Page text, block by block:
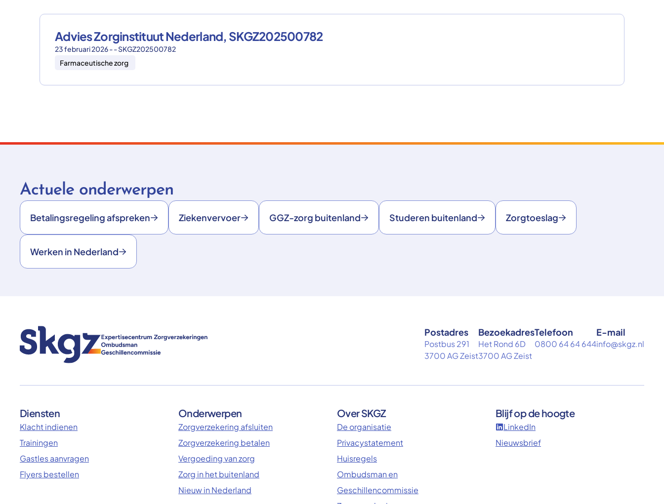
Advies Zorginstituut Nederland, SKGZ202500782
23 februari 2026 - - SKGZ202500782
Farmaceutische zorg
Actuele onderwerpen
Betalingsregeling afspreken Ziekenvervoer GGZ-zorg buitenland Studeren buitenland Zorgtoeslag
Werken in Nederland
Postadres
Postbus 291
3700 AG Zeist
Bezoekadres
Het Rond 6D
3700 AG Zeist
Telefoon
0800 64 64 644
E-mail
info@skgz.nl
Diensten
Klacht indienen
Trainingen
Gastles aanvragen
Flyers bestellen
Onderwerpen
Zorgverzekering afsluiten
Zorgverzekering betalen
Vergoeding van zorg
Zorg in het buitenland
Nieuw in Nederland
Over SKGZ
De organisatie
Privacystatement
Huisregels
Ombudsman en
Geschillencommissie
Blijf op de hoogte
LinkedIn
Nieuwsbrief